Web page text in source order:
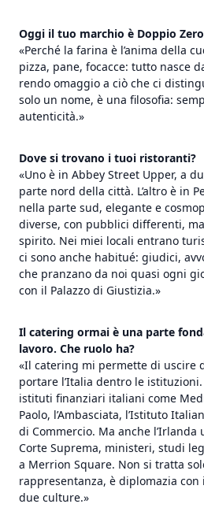
Oggi il tuo marchio è Doppio
«Perché la farina è l’anima della
pizza, pane, focacce: tutto nasce
rendo omaggio a ciò che ci
solo un nome, è una filosofia:
autenticità.»
Dove si trovano i tuoi ristoranti?
«Uno è in Abbey Street Upper, a
parte nord della città. L’altro è in
nella parte sud, elegante e
diverse, con pubblici differenti,
spirito. Nei miei locali entrano
ci sono anche habitué: giudici,
che pranzano da noi quasi ogni
con il Palazzo di Giustizia.»
Il catering ormai è una parte
lavoro. Che ruolo ha?
«Il catering mi permette di uscire
portare l’Italia dentro le
istituti finanziari italiani come
Paolo, l’Ambasciata, l’Istituto
di Commercio. Ma anche
Corte Suprema, ministeri, studi
a Merrion Square. Non si tratta
rappresentanza, è diplomazia
due culture.»